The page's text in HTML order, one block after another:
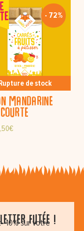
- 72%
de stock
mandarine
€
futée !
10% sur votre